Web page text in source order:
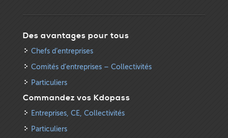
Des avantages pour tous
Chefs d’entreprises
Comités d’entreprises – Collectivités
Particuliers
Commandez vos Kdopass
Entreprises, CE, Collectivités
Particuliers